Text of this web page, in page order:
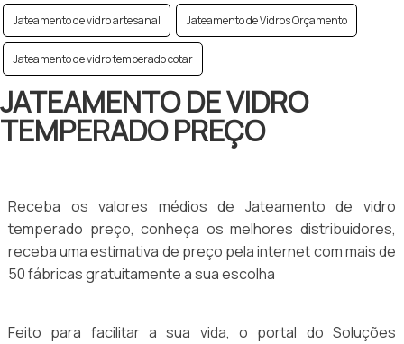
Jateamento de vidro artesanal Jateamento de Vidros Orçamento
Jateamento de vidro temperado cotar
JATEAMENTO DE VIDRO
TEMPERADO PREÇO
Receba os valores médios de Jateamento de vidro
temperado preço, conheça os melhores distribuidores,
receba uma estimativa de preço pela internet com mais de
50 fábricas gratuitamente a sua escolha
Feito para facilitar a sua vida, o portal do Soluções